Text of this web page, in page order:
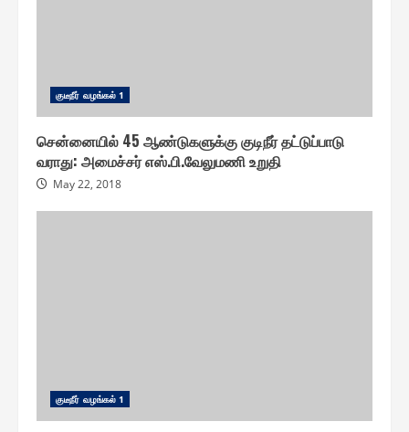
குடீநீர் வழங்௧ல் 1
சென்னையில் 45 ஆண்டுகளுக்கு குடிநீர் தட்டுப்பாடு
வராது: அமைச்சர் எஸ்.பி.வேலுமணி உறுதி
May 22, 2018
குடீநீர் வழங்௧ல் 1